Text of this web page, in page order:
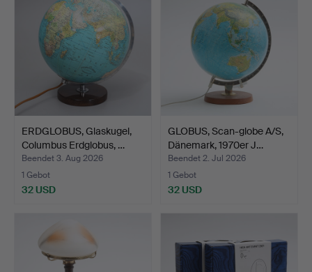
ERDGLOBUS, Glaskugel,
Columbus Erdglobus, …
Beendet 3. Aug 2026
1 Gebot
32 USD
GLOBUS, Scan-globe A/S,
Dänemark, 1970er J…
Beendet 2. Jul 2026
1 Gebot
32 USD